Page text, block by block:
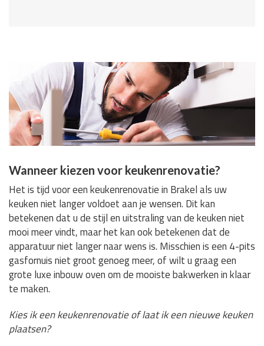
Wanneer kiezen voor keukenrenovatie?
Het is tijd voor een keukenrenovatie in Brakel als uw
keuken niet langer voldoet aan je wensen. Dit kan
betekenen dat u de stijl en uitstraling van de keuken niet
mooi meer vindt, maar het kan ook betekenen dat de
apparatuur niet langer naar wens is. Misschien is een 4-pits
gasfornuis niet groot genoeg meer, of wilt u graag een
grote luxe inbouw oven om de mooiste bakwerken in klaar
te maken.
Kies ik een keukenrenovatie of laat ik een nieuwe keuken
plaatsen?